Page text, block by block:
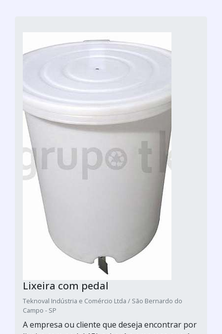
Lixeira com pedal
Teknoval Indústria e Comércio Ltda / São Bernardo do
Campo - SP
A empresa ou cliente que deseja encontrar por